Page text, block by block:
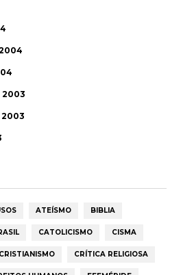
ATEÍSMO BIBLIA
CATOLICISMO CISMA
CRISTIANISMO CRÍTICA RELIGIOSA